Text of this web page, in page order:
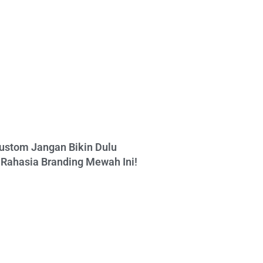
Jangan Bikin Dulu
Branding Mewah Ini!